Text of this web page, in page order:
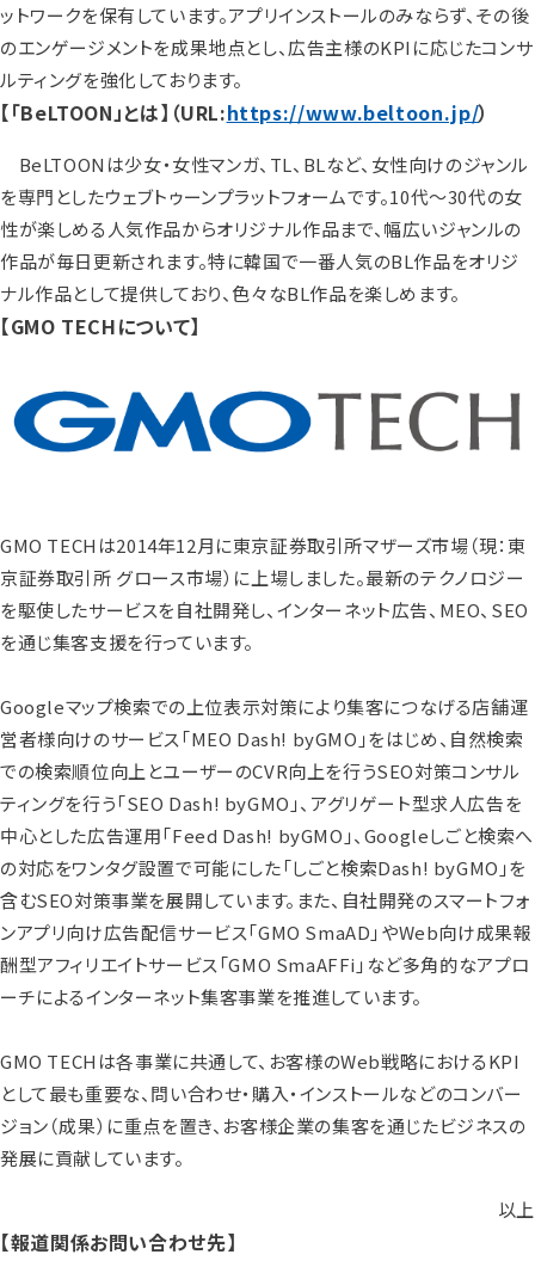
ットワークを保有しています。アプリインストールのみならず、その後
のエンゲージメントを成果地点とし、広告主様のKPIに応じたコンサ
ルティングを強化しております。
【「BeLTOON」とは】（URL:https://www.beltoon.jp/）
BeLTOONは少女・女性マンガ、TL、BLなど、女性向けのジャンル
を専門としたウェブトゥーンプラットフォームです。10代～30代の女
性が楽しめる人気作品からオリジナル作品まで、幅広いジャンルの
作品が毎日更新されます。特に韓国で一番人気のBL作品をオリジ
ナル作品として提供しており、色々なBL作品を楽しめます。
【GMO TECHについて】
GMO TECHは2014年12月に東京証券取引所マザーズ市場（現：東
京証券取引所 グロース市場）に上場しました。最新のテクノロジー
を駆使したサービスを自社開発し、インターネット広告、MEO、SEO
を通じ集客支援を行っています。
Googleマップ検索での上位表示対策により集客につなげる店舗運
営者様向けのサービス「MEO Dash! byGMO」をはじめ、自然検索
での検索順位向上とユーザーのCVR向上を行うSEO対策コンサル
ティングを行う「SEO Dash! byGMO」、アグリゲート型求人広告を
中心とした広告運用「Feed Dash! byGMO」、Googleしごと検索へ
の対応をワンタグ設置で可能にした「しごと検索Dash! byGMO」を
含むSEO対策事業を展開しています。また、自社開発のスマートフォ
ンアプリ向け広告配信サービス「GMO SmaAD」やWeb向け成果報
酬型アフィリエイトサービス「GMO SmaAFFi」など多角的なアプロ
ーチによるインターネット集客事業を推進しています。
GMO TECHは各事業に共通して、お客様のWeb戦略におけるKPI
として最も重要な、問い合わせ・購入・インストールなどのコンバー
ジョン（成果）に重点を置き、お客様企業の集客を通じたビジネスの
発展に貢献しています。
以上
【報道関係お問い合わせ先】